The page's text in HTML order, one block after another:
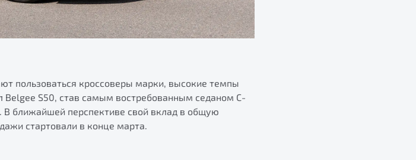
пользоваться кроссоверы марки, высокие темпы
Belgee S50, став самым востребованным седаном С-
В ближайшей перспективе свой вклад в общую
стартовали в конце марта.